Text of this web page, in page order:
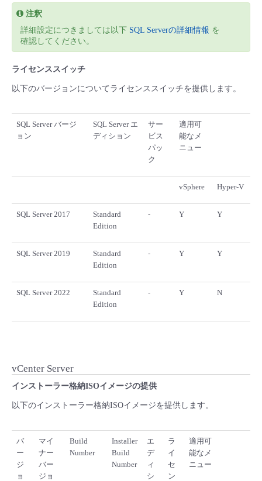
注釈
詳細設定につきましては以下 SQL Serverの詳細情報 を
確認してください。
ライセンススイッチ
以下のバージョンについてライセンススイッチを提供します。
SQL Server バージ
ョン
SQL Server エ
ディション
サー
ビス
パッ
ク
適用可
能なメ
ニュー
vSphere Hyper-V
SQL Server 2017
Standard
Edition
- Y Y
SQL Server 2019
Standard
Edition
- Y Y
SQL Server 2022
Standard
Edition
- Y N
vCenter Server
インストーラー格納ISOイメージの提供
以下のインストーラー格納ISOイメージを提供します。
バ
ー
ジ
ョ
マイ
ナー
バー
ジョ
Build
Number
Installer
Build
Number
エ
デ
ィ
シ
ラ
イ
セ
ン
適用可
能なメ
ニュー